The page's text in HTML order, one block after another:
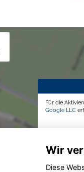
Für die
Google LLC
Wir
Diese